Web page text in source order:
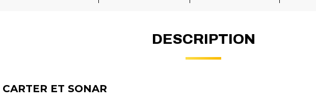
DESCRIPTION
ET SONAR